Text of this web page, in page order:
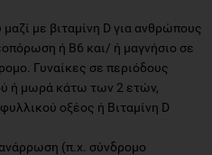
με βιταμίνη D για ανθρώπους
ή Β6 και/ ή μαγνήσιο σε
Γυναίκες σε περιόδους
ή μωρά κάτω των 2 ετών,
οξέος ή Βιταμίνη D
(π.χ. σύνδρομο